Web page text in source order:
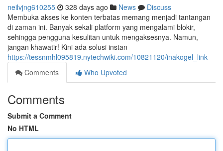
neilvjng610255 328 days ago News
Discuss
Membuka akses ke konten terbatas memang menjadi tantangan
di zaman ini. Banyak sekali platform yang mengalami blokir,
sehingga pengguna kesulitan untuk mengaksesnya. Namun,
jangan khawatir! Kini ada solusi instan
https://tessnmhl095819.nytechwiki.com/10821120/inakogel_link
Comments
Who Upvoted
Comments
Submit a Comment
No HTML